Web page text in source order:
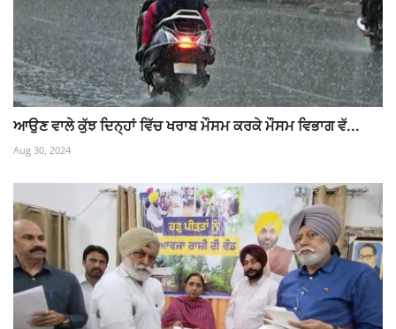
ਆਉਣ ਵਾਲੇ ਕੁੱਝ ਦਿਨ੍ਹਾਂ ਵਿੱਚ ਖਰਾਬ ਮੌਸਮ ਕਰਕੇ ਮੌਸਮ ਵਿਭਾਗ ਵੱ...
Aug 30, 2024